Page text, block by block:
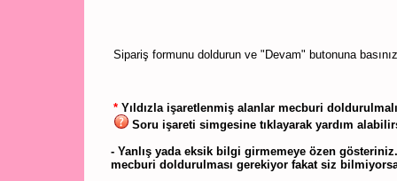
Sipariş formunu doldurun ve "Devam" butonuna
* Yıldızla işaretlenmiş alanlar mecburi
Soru işareti simgesine tıklayarak yardım
- Yanlış yada eksik bilgi girmemeye özen
mecburi doldurulması gerekiyor fakat siz